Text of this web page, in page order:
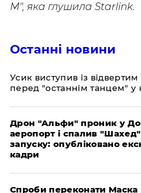
М", яка глушила Starlink.
Останні новини
​Усик виступив із
перед "останнім танцем" у
​Дрон "Альфи" проник у
аеропорт і спалив
запуску: опубліковано
кадри
​Спроби переконати Маска